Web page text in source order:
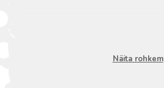
Näita rohkem